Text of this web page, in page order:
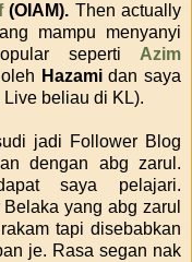
(OIAM). Then actually
mampu menyanyi
seperti Azim
Hazamidan saya
beliau di KL).
jadi Follower Blog
dengan abg zarul.
saya pelajari.
yang abg zarul
tapi disebabkan
je. Rasa segan nak